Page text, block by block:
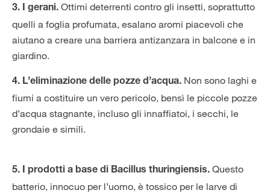
3. I gerani. Ottimi deterrenti contro gli insetti, soprattutto
quelli a foglia profumata, esalano aromi piacevoli che
aiutano a creare una barriera antizanzara in balcone e in
giardino.
4. L’eliminazione delle pozze d’acqua. Non sono laghi e
fiumi a costituire un vero pericolo, bensì le piccole pozze
d’acqua stagnante, incluso gli innaffiatoi, i secchi, le
grondaie e simili.
5. I prodotti a base di Bacillus thuringiensis. Questo
batterio, innocuo per l’uomo, è tossico per le larve di